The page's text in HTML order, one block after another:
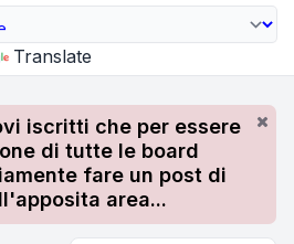
Translate
iscritti che per essere
di tutte le board
fare un post di
area...